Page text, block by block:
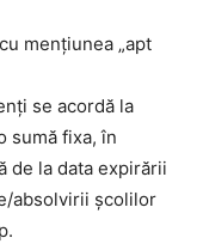
menţiunea „apt
se acordă la
sumă fixa, în
de la data expirării
absolvirii şcolilor